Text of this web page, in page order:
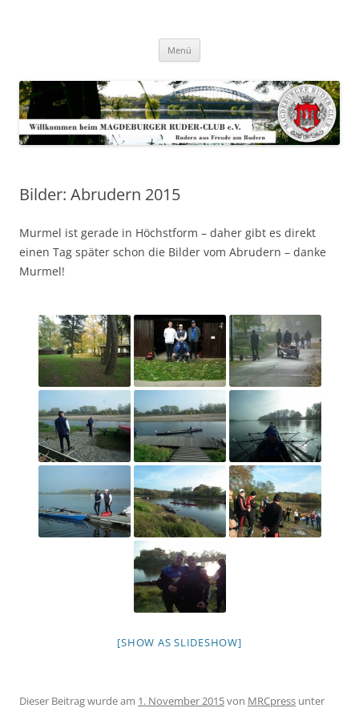
Menü
Bilder: Abrudern 2015
Murmel ist gerade in Höchstform – daher gibt es direkt
einen Tag später schon die Bilder vom Abrudern – danke
Murmel!
[SHOW AS SLIDESHOW]
Dieser Beitrag wurde am 1. November 2015von MRCpress unter